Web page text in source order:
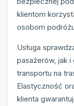
klientom
osobom
Usługa
pasażerów, jak
transportu na
Elastyczność
klienta